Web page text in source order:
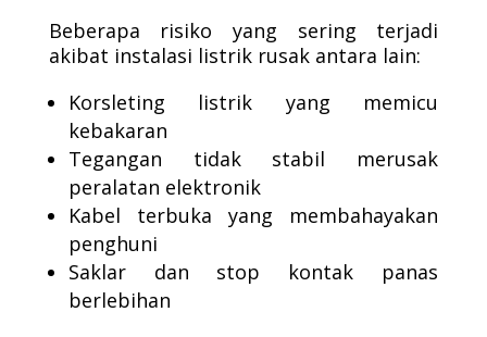
Beberapa risiko yang sering terjadi
akibat instalasi listrik rusak antara lain:
Korsleting listrik yang memicu
kebakaran
Tegangan tidak stabil merusak
peralatan elektronik
Kabel terbuka yang membahayakan
penghuni
Saklar dan stop kontak panas
berlebihan